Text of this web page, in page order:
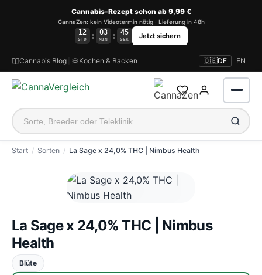
Cannabis-Rezept schon ab 9,99 €
CannaZen: kein Videotermin nötig · Lieferung in 48h
12
STD : 03
MIN : 45
SEK Jetzt sichern
Cannabis Blog Kochen & Backen 🇩🇪DE EN
Anmelden
Start Sorten La Sage x 24,0% THC | Nimbus Health
La Sage x 24,0% THC | Nimbus
Health
Blüte